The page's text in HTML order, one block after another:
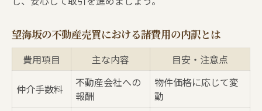
望海坂の不動産売買における諸費用の内訳とは
費用項目 主な内容 目安・注意点
仲介手数料
不動産会社への
報酬
物件価格に応じて変
動